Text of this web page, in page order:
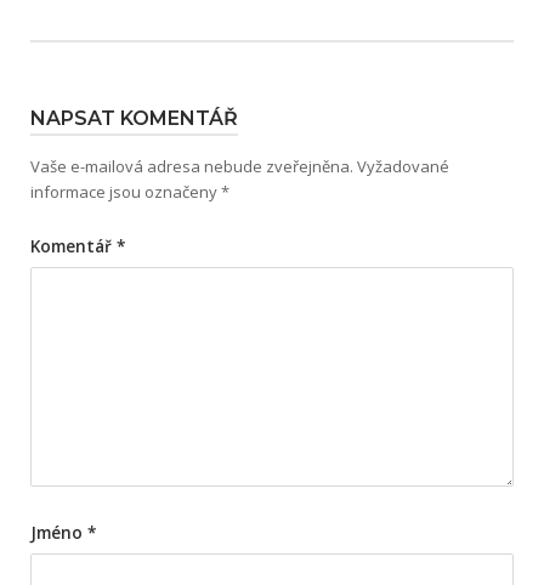
NAPSAT KOMENTÁŘ
Vaše e-mailová adresa nebude zveřejněna. Vyžadované
informace jsou označeny*
Komentář *
Jméno *